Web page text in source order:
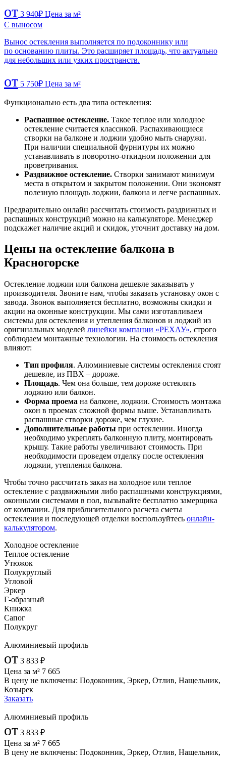
от 3 940₽ Цена за м²
C выносом
Вынос остекления выполняется по подоконнику или
по основанию плиты. Это расширяет площадь, что актуально
для небольших или узких пространств.
от 5 750₽ Цена за м²
Функционально есть два типа остекления:
Распашное остекление. Такое теплое или холодное
остекление считается классикой. Распахивающиеся
створки на балконе и лоджии удобно мыть снаружи.
При наличии специальной фурнитуры их можно
устанавливать в поворотно-откидном положении для
проветривания.
Раздвижное остекление. Створки занимают минимум
места в открытом и закрытом положении. Они экономят
полезную площадь лоджии, балкона и легче распашных.
Предварительно онлайн рассчитать стоимость раздвижных и
распашных конструкций можно на калькуляторе. Менеджер
подскажет наличие акций и скидок, уточнит доставку на дом.
Цены на остекление балкона в
Красногорске
Остекление лоджии или балкона дешевле заказывать у
производителя. Звоните нам, чтобы заказать установку окон с
завода. Звонок выполняется бесплатно, возможны скидки и
акции на оконные конструкции. Мы сами изготавливаем
системы для остекления и утепления балконов и лоджий из
оригинальных моделей линейки компании «РЕХАУ», строго
соблюдаем монтажные технологии. На стоимость остекления
влияют:
Тип профиля. Алюминиевые системы остекления стоят
дешевле, из ПВХ – дороже.
Площадь. Чем она больше, тем дороже остеклять
лоджию или балкон.
Форма проема на балконе, лоджии. Стоимость монтажа
окон в проемах сложной формы выше. Устанавливать
распашные створки дороже, чем глухие.
Дополнительные работы при остеклении. Иногда
необходимо укреплять балконную плиту, монтировать
крышу. Такие работы увеличивают стоимость. При
необходимости проведем отделку после остекления
лоджии, утепления балкона.
Чтобы точно рассчитать заказ на холодное или теплое
остекление с раздвижными либо распашными конструкциями,
оконными системами в пол, вызывайте бесплатно замерщика
от компании. Для приблизительного расчета сметы
остекления и последующей отделки воспользуйтесь онлайн-
калькулятором.
Холодное остекление
Теплое остекление
Утюжок
Полукруглый
Угловой
Эркер
Г-образный
Книжка
Сапог
Полукруг
Алюминиевый профиль
от 3 833 ₽
Цена за м² 7 665
В цену не включены: Подоконник, Эркер, Отлив, Нащельник,
Козырек
Заказать
Алюминиевый профиль
от 3 833 ₽
Цена за м² 7 665
В цену не включены: Подоконник, Эркер, Отлив, Нащельник,